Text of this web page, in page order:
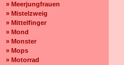
» Meerjungfrauen
» Mistelzweig
» Mittelfinger
» Mond
» Monster
» Mops
» Motorrad